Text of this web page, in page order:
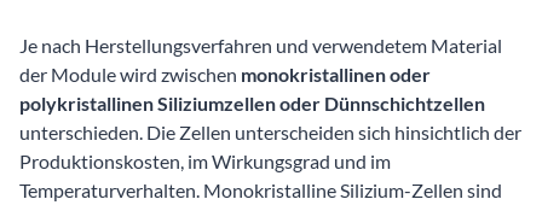
Je nach Herstellungsverfahren und verwendetem Material
der Module wird zwischen monokristallinen oder
polykristallinen Siliziumzellen oder Dünnschichtzellen
unterschieden. Die Zellen unterscheiden sich hinsichtlich der
Produktionskosten, im Wirkungsgrad und im
Temperaturverhalten. Monokristalline Silizium-Zellen sind